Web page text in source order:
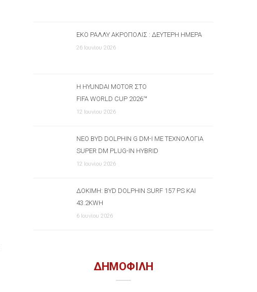
ΕΚΟ ΡΆΛΛΥ ΑΚΡΌΠΟΛΙΣ : ΔΕΎΤΕΡΗ ΗΜΈΡΑ
26 Ιουνίου 2026
Η HYUNDAI MOTOR ΣΤΟ
FIFA WORLD CUP 2026™
12 Ιουνίου 2026
ΝΈΟ BYD DOLPHIN G DM-I ΜΕ ΤΕΧΝΟΛΟΓΊΑ
SUPER DM PLUG-IN HYBRID
12 Ιουνίου 2026
ΔΟΚΙΜΉ: BYD DOLPHIN SURF 157 PS ΚΑΙ
43.2KWH
6 Ιουνίου 2026
ΔΗΜΟΦΙΛΗ